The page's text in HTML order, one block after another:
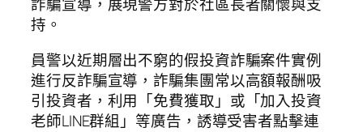
持。
員警以近期層出不窮的假投資詐騙案件實例
進行反詐騙宣導，詐騙集團常以高額報酬吸
引投資者，利用「免費獲取」或「加入投資
老師LINE群組」等廣告，誘導受害者點擊連